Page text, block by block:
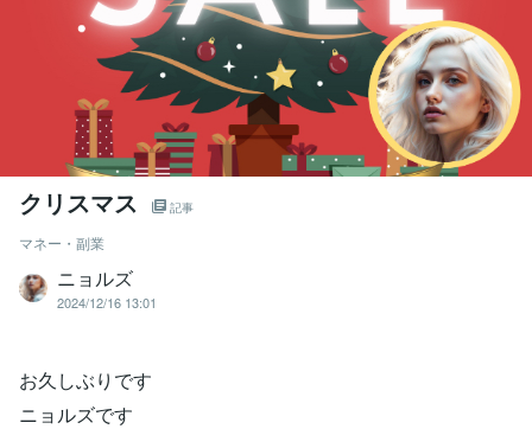
クリスマス 記事
マネー・副業
ニョルズ
2024/12/16 13:01
お久しぶりです
ニョルズです